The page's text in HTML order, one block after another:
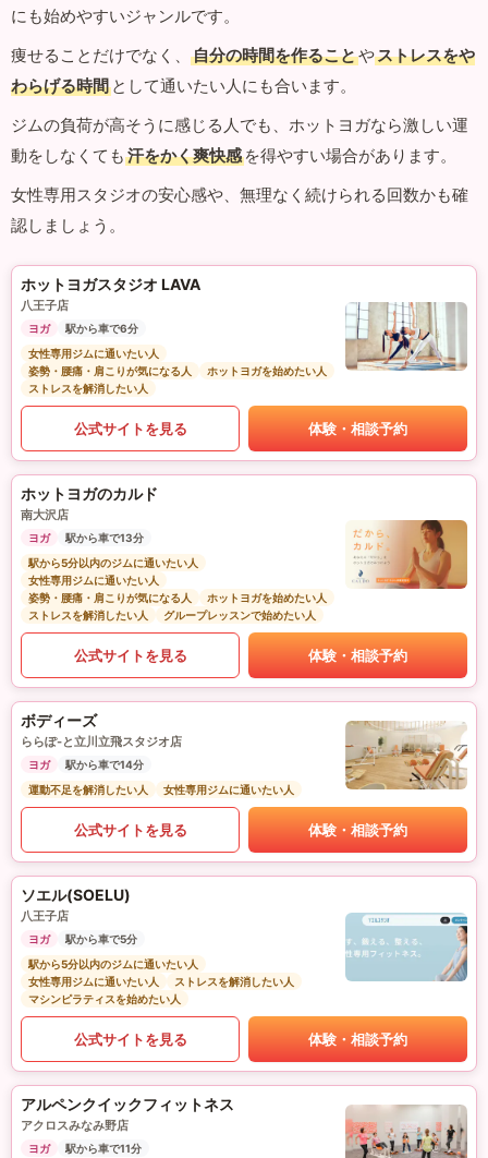
にも始めやすいジャンルです。
痩せることだけでなく、
自分の時間を作ることやストレスをや
わらげる時間 として通いたい人にも合います。
ジムの負荷が高そうに感じる人でも、ホットヨガなら激しい運
動をしなくても 汗をかく爽快感 を得やすい場合があります。
女性専用スタジオの安心感や、無理なく続けられる回数かも確
認しましょう。
ホットヨガスタジオ LAVA
八王子店
ヨガ
駅から車で6分
女性専用ジムに通いたい人
姿勢・腰痛・肩こりが気になる人
ホットヨガを始めたい人
ストレスを解消したい人
公式サイトを見る 体験・相談予約
ホットヨガのカルド
南大沢店
ヨガ
駅から車で13分
駅から5分以内のジムに通いたい人
女性専用ジムに通いたい人
姿勢・腰痛・肩こりが気になる人
ホットヨガを始めたい人
ストレスを解消したい人
グループレッスンで始めたい人
公式サイトを見る 体験・相談予約
ボディーズ
ららぽ-と立川立飛スタジオ店
ヨガ
駅から車で14分
運動不足を解消したい人
女性専用ジムに通いたい人
公式サイトを見る 体験・相談予約
ソエル(SOELU)
八王子店
ヨガ
駅から車で5分
駅から5分以内のジムに通いたい人
女性専用ジムに通いたい人
ストレスを解消したい人
マシンピラティスを始めたい人
公式サイトを見る 体験・相談予約
アルペンクイックフィットネス
アクロスみなみ野店
ヨガ 駅から車で11分